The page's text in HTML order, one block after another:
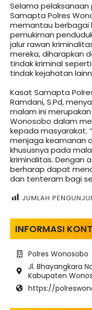
Selama
Samapta Polres
memantau berbagai
pemukiman
jalur rawan
mereka, diharapkan
tindak kriminal
tindak kejahatan
Kasat Samapta
Ramdani, S.Pd,
malam ini
Wonosobo dalam
kepada masyarakat.
menjaga keamanan
khususnya pada
kriminalitas. Dengan
berharap dapat
dan tenteram bagi
JUMLAH
INFORMASI
Polres Wonosobo
Jl. Bhayangkara
Kabupaten
https://